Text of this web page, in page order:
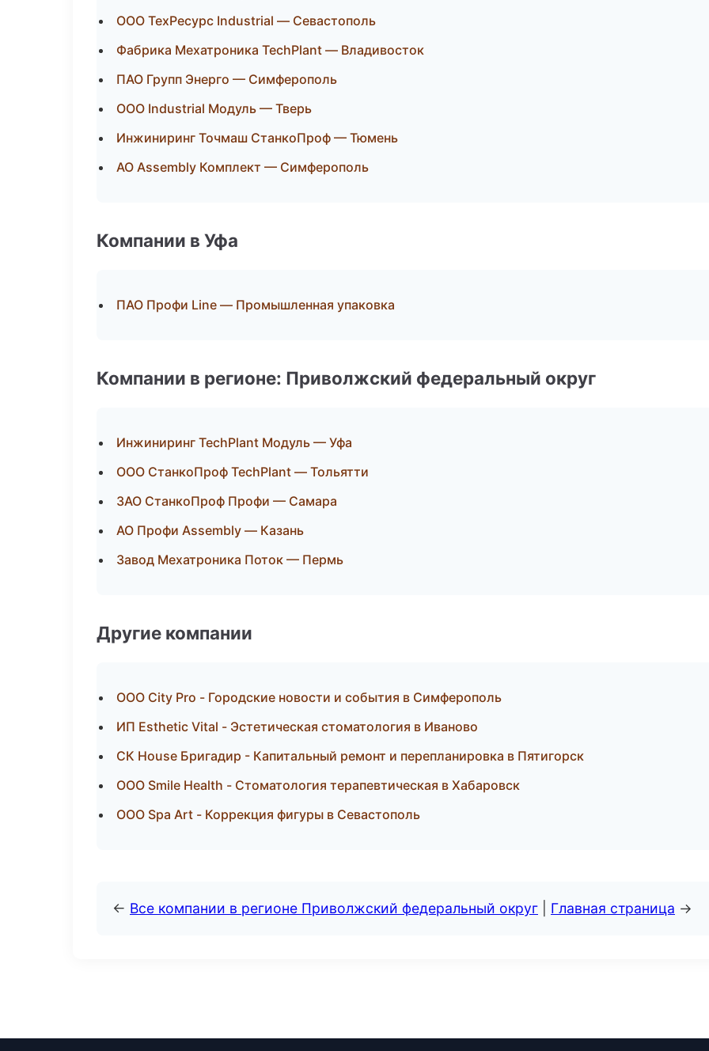
ООО ТехРесурс Industrial — Севастополь
Фабрика Мехатроника TechPlant — Владивосток
ПАО Групп Энерго — Симферополь
ООО Industrial Модуль — Тверь
Инжиниринг Точмаш СтанкоПроф — Тюмень
АО Assembly Комплект — Симферополь
Компании в Уфа
ПАО Профи Line — Промышленная упаковка
Компании в регионе: Приволжский федеральный округ
Инжиниринг TechPlant Модуль — Уфа
ООО СтанкоПроф TechPlant — Тольятти
ЗАО СтанкоПроф Профи — Самара
АО Профи Assembly — Казань
Завод Мехатроника Поток — Пермь
Другие компании
ООО City Pro - Городские новости и события в Симферополь
ИП Esthetic Vital - Эстетическая стоматология в Иваново
СК House Бригадир - Капитальный ремонт и перепланировка в Пятигорск
ООО Smile Health - Стоматология терапевтическая в Хабаровск
ООО Spa Art - Коррекция фигуры в Севастополь
← Все компании в регионе Приволжский федеральный округ Главная страница →